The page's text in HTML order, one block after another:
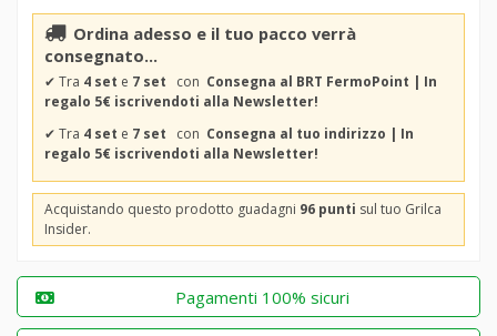
Ordina adesso e il tuo pacco verrà
consegnato...
✔ Tra 4 set e 7 set con Consegna al BRT FermoPoint | In
regalo 5€ iscrivendoti alla Newsletter!
✔ Tra 4 set e 7 set con Consegna al tuo indirizzo | In
regalo 5€ iscrivendoti alla Newsletter!
Acquistando questo prodotto guadagni 96 punti sul tuo Grilca
Insider.
Pagamenti 100% sicuri